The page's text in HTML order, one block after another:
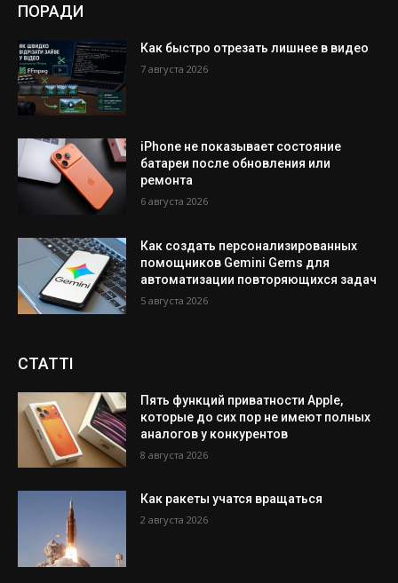
ПОРАДИ
Как быстро отрезать лишнее в видео
7 августа 2026
iPhone не показывает состояние
батареи после обновления или
ремонта
6 августа 2026
Как создать персонализированных
помощников Gemini Gems для
автоматизации повторяющихся задач
5 августа 2026
СТАТТІ
Пять функций приватности Apple,
которые до сих пор не имеют полных
аналогов у конкурентов
8 августа 2026
Как ракеты учатся вращаться
2 августа 2026